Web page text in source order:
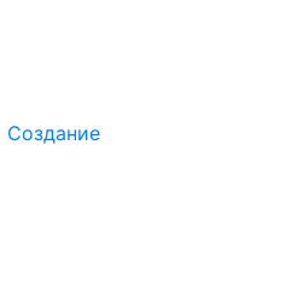
Создание